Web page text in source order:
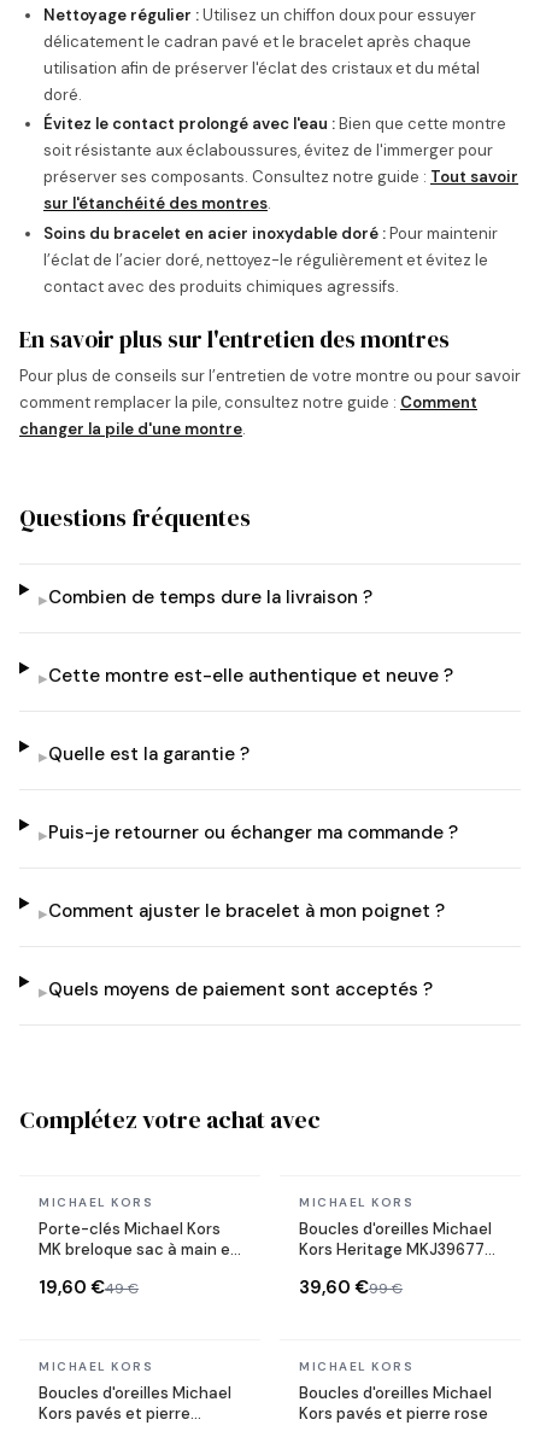
Nettoyage régulier :Utilisez un chiffon doux pour essuyer
délicatement le cadran pavé et le bracelet après chaque
utilisation afin de préserver l'éclat des cristaux et du métal
doré.
Évitez le contact prolongé avec l'eau :Bien que cette montre
soit résistante aux éclaboussures, évitez de l'immerger pour
préserver ses composants. Consultez notre guide : Tout savoir
sur l'étanchéité des montres.
Soins du bracelet en acier inoxydable doré :Pour maintenir
l’éclat de l’acier doré, nettoyez-le régulièrement et évitez le
contact avec des produits chimiques agressifs.
En savoir plus sur l'entretien des montres
Pour plus de conseils sur l’entretien de votre montre ou pour savoir
comment remplacer la pile, consultez notre guide : Comment
changer la pile d'une montre.
Questions fréquentes
▸Combien de temps dure la livraison ?
▸Cette montre est-elle authentique et neuve ?
▸Quelle est la garantie ?
▸Puis-je retourner ou échanger ma commande ?
▸Comment ajuster le bracelet à mon poignet ?
▸Quels moyens de paiement sont acceptés ?
Complétez votre achat avec
En stock
MICHAEL KORS
Porte-clés Michael Kors
MK breloque sac à main en
19,60 €49 €
En stock
MICHAEL KORS
Boucles d'oreilles Michael
Kors Heritage MKJ3967791
rose
39,60 €99 €
En stock
MICHAEL KORS
Boucles d'oreilles Michael
Kors pavés et pierre
En stock
MICHAEL KORS
Boucles d'oreilles Michael
Kors pavés et pierre rose